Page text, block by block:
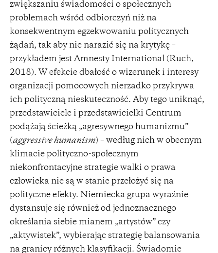
zwiększaniu świadomości o społecznych
problemach wśród odbiorczyń niż na
konsekwentnym egzekwowaniu politycznych
żądań, tak aby nie narazić się na krytykę –
przykładem jest Amnesty International (Ruch,
2018). W efekcie dbałość o wizerunek i interesy
organizacji pomocowych nierzadko przykrywa
ich polityczną nieskuteczność. Aby tego uniknąć,
przedstawiciele i przedstawicielki Centrum
podążają ścieżką „agresywnego humanizmu”
(aggressive humanism) – według nich w obecnym
klimacie polityczno-społecznym
niekonfrontacyjne strategie walki o prawa
człowieka nie są w stanie przełożyć się na
polityczne efekty. Niemiecka grupa wyraźnie
dystansuje się również od jednoznacznego
określania siebie mianem „artystów” czy
„aktywistek”, wybierając strategię balansowania
na granicy różnych klasyfikacji. Świadomie